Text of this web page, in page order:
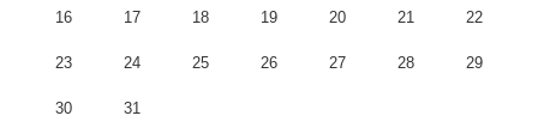
16 17 18 19 20 21 22
23 24 25 26 27 28 29
30 31